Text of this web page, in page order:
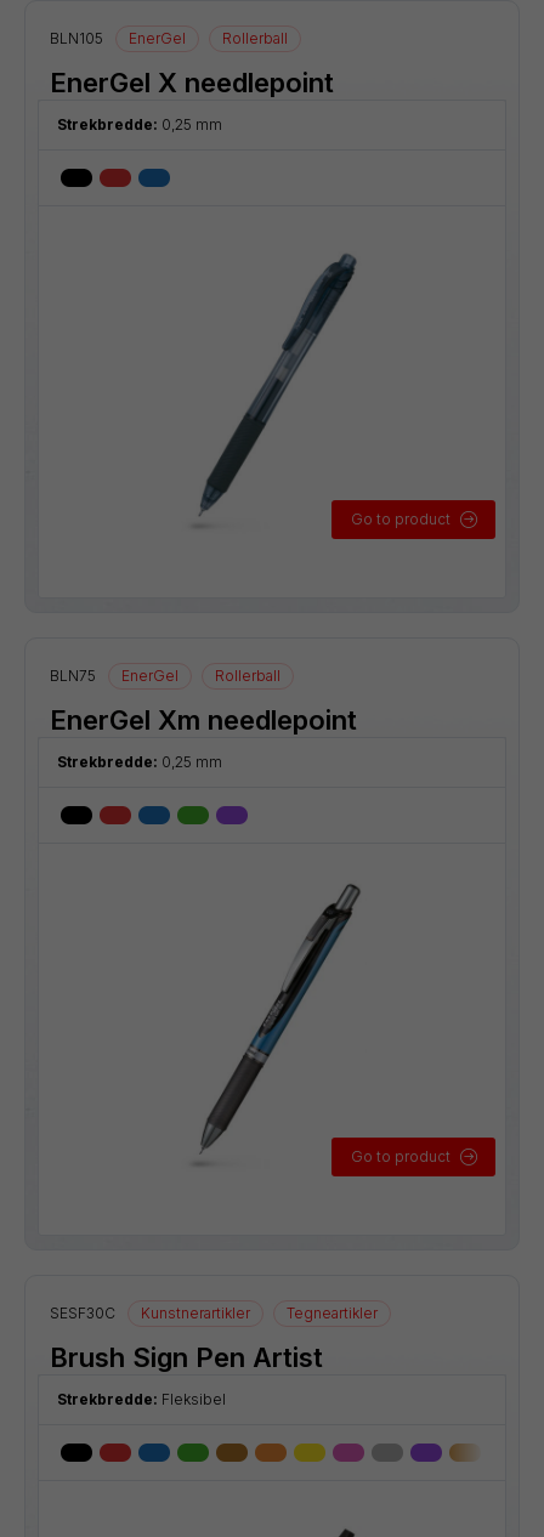
BLN105 EnerGel Rollerball
EnerGel X needlepoint
Strekbredde: 0,25 mm
Go to product
BLN75 EnerGel Rollerball
EnerGel Xm needlepoint
Strekbredde: 0,25 mm
Go to product
SESF30C Kunstnerartikler Tegneartikler
Brush Sign Pen Artist
Strekbredde: Fleksibel